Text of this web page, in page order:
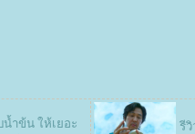
ำข้น ให้เยอะ
รี